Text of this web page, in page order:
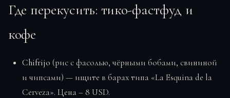
Где перекусить: тико-фастфуд и
кофе
Chifrijo (рис с фасолью, чёрными бобами, свининой
и чипсами) — ищите в барах типа «La Esquina de la
Cerveza». Цена – 8 USD.